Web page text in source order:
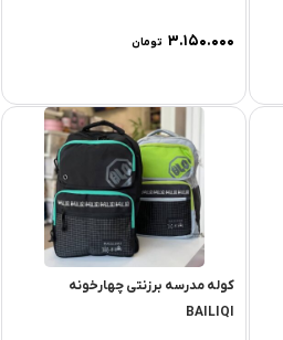
۳.۱۵۰.۰۰۰ تومان
کوله مدرسه برزنتی چهارخونه
BAILIQI